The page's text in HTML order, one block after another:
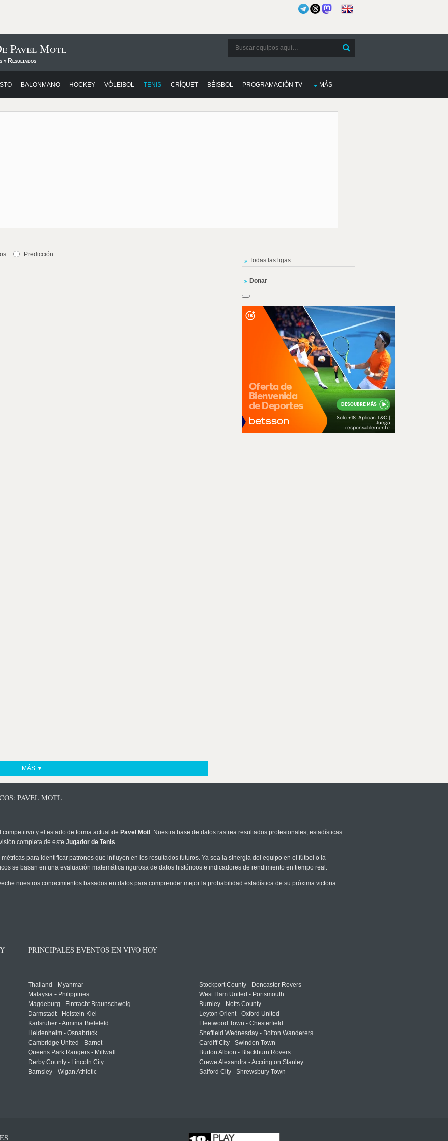
Pavel Motl
y Resultados
BALONMANO HOCKEY VÓLEIBOL TENIS CRÍQUET BÉISBOL PROGRAMACIÓN TV MÁS
Predicción
MÁS ▼
Todas las ligas
Donar
PAVEL MOTL
y el estado de forma actual de Pavel Motl . Nuestra base de datos rastrea resultados profesionales, estadísticas
completa de este Jugador de Tenis.
para identificar patrones que influyen en los resultados futuros. Ya sea la sinergia del equipo en el fútbol o la
se basan en una evaluación matemática rigurosa de datos históricos e indicadores de rendimiento en tiempo real.
nuestros conocimientos basados en datos para comprender mejor la probabilidad estadística de su próxima victoria.
PRINCIPALES EVENTOS EN VIVO HOY
Thailand - Myanmar
Malaysia - Philippines
Magdeburg - Eintracht Braunschweig
Darmstadt - Holstein Kiel
Karlsruher - Arminia Bielefeld
Heidenheim - Osnabrück
Cambridge United - Barnet
Queens Park Rangers - Millwall
Derby County - Lincoln City
Barnsley - Wigan Athletic
Stockport County - Doncaster Rovers
West Ham United - Portsmouth
Burnley - Notts County
Leyton Orient - Oxford United
Fleetwood Town - Chesterfield
Sheffield Wednesday - Bolton Wanderers
Cardiff City - Swindon Town
Burton Albion - Blackburn Rovers
Crewe Alexandra - Accrington Stanley
Salford City - Shrewsbury Town